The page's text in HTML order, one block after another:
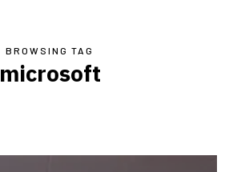
BROWSING TAG
microsoft